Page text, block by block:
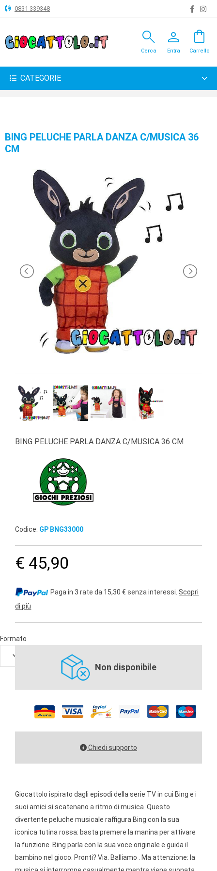
ANIMALI
BAMBOLE
COSTRUZIONI
PELUCHE-
SYLVANIAN
VALIGERIA-
0831 339348
search
Cerca
person
Entra
shopping_bag
Carrello
CATEGORIE
BING PELUCHE PARLA DANZA C/MUSICA 36
CM
BING PELUCHE PARLA DANZA C/MUSICA 36 CM
Codice: GP BNG33000
€ 45,90
Paga in 3 rate da 15,30 € senza interessi.Scopri
di più
Formato
Non disponibile
Chiedi supporto
Giocattolo ispirato dagli episodi della serie TV in cui Bing e i
suoi amici si scatenano a ritmo di musica. Questo
divertente peluche musicale raffigura Bing con la sua
iconica tutina rossa: basta premere la manina per attivare
la funzione. Bing parla con la sua voce originale e guida il
bambino nel gioco. Pronti? Via. Balliamo . Ma attenzione: la